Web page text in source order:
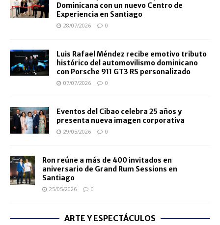
Dominicana con un nuevo Centro de
Experiencia en Santiago
28/07/2026 0
Luis Rafael Méndez recibe emotivo tributo
histórico del automovilismo dominicano
con Porsche 911 GT3 RS personalizado
07/07/2026 0
Eventos del Cibao celebra 25 años y
presenta nueva imagen corporativa
29/05/2026 0
Ron reúne a más de 400 invitados en
aniversario de Grand Rum Sessions en
Santiago
25/05/2026 0
ARTE Y ESPECTÁCULOS